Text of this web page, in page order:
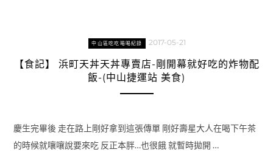
中山區吃吃喝喝紀錄 2017-05-21
【食記】 浜町天丼天丼專賣店-剛開幕就好吃的炸物配
飯-(中山捷運站 美食)
慶生完畢後 走在路上剛好拿到這張傳單 剛好壽星大人在喝下午茶
的時候就嚷嚷說要來吃 反正本胖…也很餓 就暫時拋開 …